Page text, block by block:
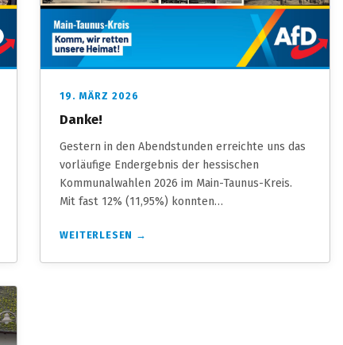
19. MÄRZ 2026
Danke!
Gestern in den Abendstunden erreichte uns das
vorläufige Endergebnis der hessischen
Kommunalwahlen 2026 im Main-Taunus-Kreis.
Mit fast 12% (11,95%) konnten…
WEITERLESEN →